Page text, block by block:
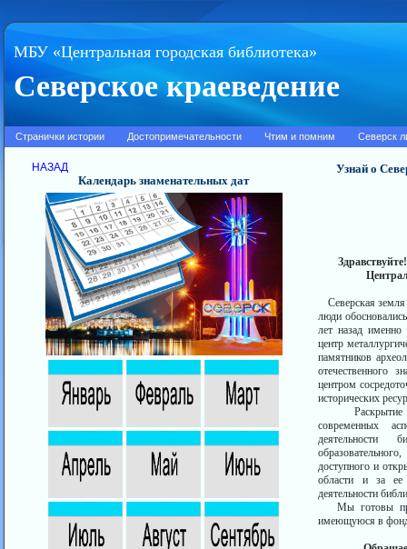
МБУ «Центральная городская библиотека»
Северское краеведение
Странички истории Достопримечательности Чтим и помним Северск
НАЗАД
Календарь знаменательных дат
Узнай о
Северская
люди
лет назад
центр
памятников
отечественного
центром
исторических
Раскрытие
современных
деятельности
доступного и
области и за ее
деятельности
Мы готовы
имеющуюся в